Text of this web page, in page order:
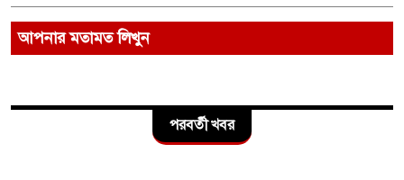
আপনার মতামত লিখুন
পরবর্তী খবর